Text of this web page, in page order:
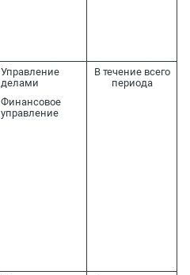
Управление
делами
Финансовое
управление
В течение всего
периода